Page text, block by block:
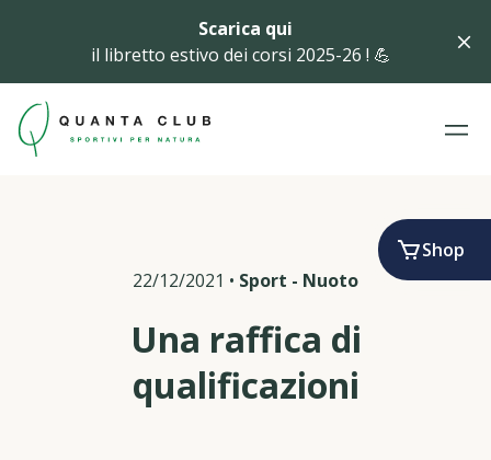
Scarica qui
il libretto estivo dei corsi 2025-26 ! 💪
Shop
22/12/2021 • Sport - Nuoto
Una raffica di
qualificazioni